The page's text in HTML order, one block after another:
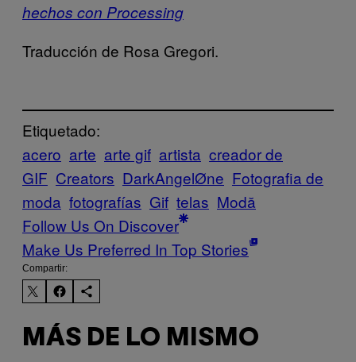
hechos con Processing
Traducción de Rosa Gregori.
Etiquetado:
acero arte arte gif artista creador de
GIF Creators DarkAngelØne Fotografia de
moda fotografías Gif telas Μodă
Follow Us On Discover
Make Us Preferred In Top Stories
Compartir:
MÁS DE LO MISMO